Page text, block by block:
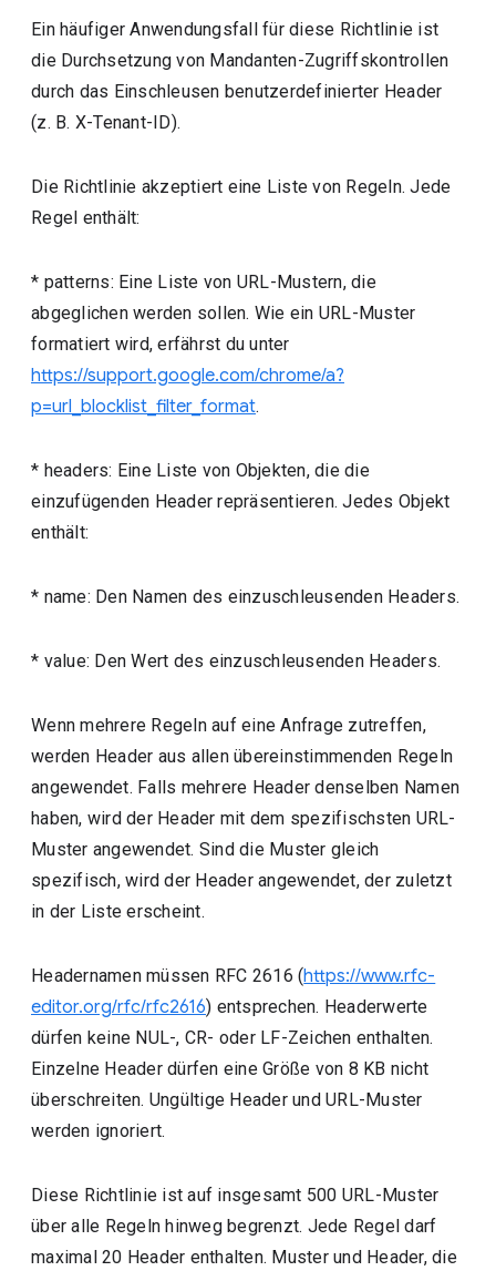
Ein häufiger Anwendungsfall für diese Richtlinie ist
die Durchsetzung von Mandanten-Zugriffskontrollen
durch das Einschleusen benutzerdefinierter Header
(z. B. X-Tenant-ID).
Die Richtlinie akzeptiert eine Liste von Regeln. Jede
Regel enthält:
* patterns: Eine Liste von URL-Mustern, die
abgeglichen werden sollen. Wie ein URL-Muster
formatiert wird, erfährst du unter
https://support.google.com/chrome/a?
p=url_blocklist_filter_format.
* headers: Eine Liste von Objekten, die die
einzufügenden Header repräsentieren. Jedes Objekt
enthält:
* name: Den Namen des einzuschleusenden Headers.
* value: Den Wert des einzuschleusenden Headers.
Wenn mehrere Regeln auf eine Anfrage zutreffen,
werden Header aus allen übereinstimmenden Regeln
angewendet. Falls mehrere Header denselben Namen
haben, wird der Header mit dem spezifischsten URL-
Muster angewendet. Sind die Muster gleich
spezifisch, wird der Header angewendet, der zuletzt
in der Liste erscheint.
Headernamen müssen RFC 2616 (https://www.rfc-
editor.org/rfc/rfc2616) entsprechen. Headerwerte
dürfen keine NUL-, CR- oder LF-Zeichen enthalten.
Einzelne Header dürfen eine Größe von 8 KB nicht
überschreiten. Ungültige Header und URL-Muster
werden ignoriert.
Diese Richtlinie ist auf insgesamt 500 URL-Muster
über alle Regeln hinweg begrenzt. Jede Regel darf
maximal 20 Header enthalten. Muster und Header, die